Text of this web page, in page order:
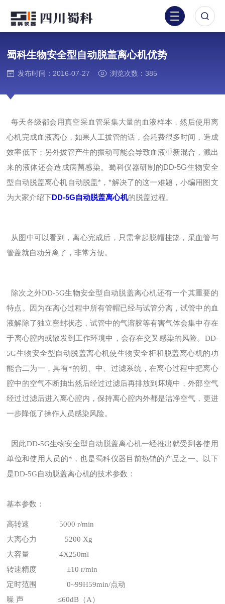
蜀科生物安全型自动脱盖离心机优势
发布时间：2016-07-27 浏览次数：385
每天各级都会用真空采血管采集大量的血液样本，然后使用离
心机完成血液离心，如果人工拔管的话，会耗费很多时间，造成
效率低下；另外拔管产生的振动可能会导致血液重新混合，溅出
来的液体还会造成病菌感染。蜀科仪器研制的DD-5G生物安全
型自动脱盖离心机自动脱盖*，*解决了的这一难题，小编用图文
为大家介绍下DD-5G自动脱盖离心机的脱盖过程。
从图中可以看到，离心完成后，只需拿起脱帽挂篮，采血管与
管盖就自动分离了，非常方便。
除次之外DD-5G生物安全型自动脱盖离心机还有一个其重要的
特点。因为在离心过程中所有管帽已经与试管分离，试管中的血
液解除了独立密封状态，试管中的气溶胶等有害气体会集中存在
于离心腔内或散发到工作环境中，会存在交叉感染的风险。DD-
5G生物安全型自动脱盖离心机使生物安全柜和脱盖离心机的功
能合二为一，具有*的初、中、过滤系统，在离心过程中把离心
腔中的空气不断抽出然后经过过滤后再排放到坏境中，外部空气
经过过滤后进入离心腔内，保持离心腔内外都是洁净空气，更进
一步降低了操作人员感染风险。
因此DD-5G生物安全型自动脱盖离心机一经推出就受到各使用
单位和使用人员的*，也是蜀科仪器目前热销的产品之一。以下
是DD-5G自动脱盖离心机的技术参数：
基本参数：
高转速 5000 r/min
大离心力 5200 Xg
大容量 4X250ml
转速精度 ±10 r/min
定时范围 0~99H59min/点动
噪 声 ≤60dB（A）